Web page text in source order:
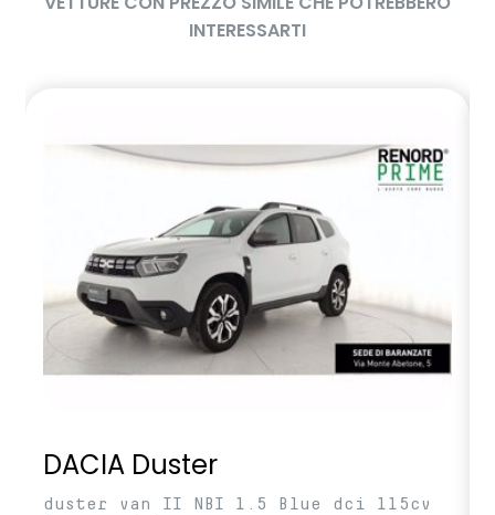
INTERESSARTI
DACIA Duster
duster van II NBI 1.5 Blue dci 115cv